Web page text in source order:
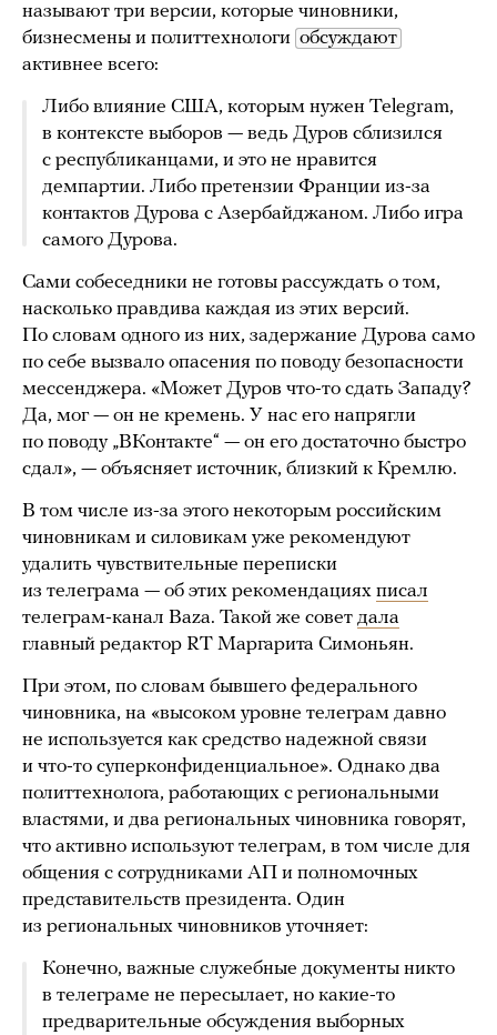
называют три версии, которые чиновники,
бизнесмены и политтехнологи обсуждают
активнее всего:
Либо влияние США, которым нужен Telegram,
в контексте выборов — ведь Дуров сблизился
с республиканцами, и это не нравится
демпартии. Либо претензии Франции из-за
контактов Дурова с Азербайджаном. Либо игра
самого Дурова.
Сами собеседники не готовы рассуждать о том,
насколько правдива каждая из этих версий.
По словам одного из них, задержание Дурова само
по себе вызвало опасения по поводу безопасности
мессенджера. «Может Дуров что-то сдать Западу?
Да, мог — он не кремень. У нас его напрягли
по поводу „ВКонтакте“ — он его достаточно быстро
сдал», — объясняет источник, близкий к Кремлю.
В том числе из-за этого некоторым российским
чиновникам и силовикам уже рекомендуют
удалить чувствительные переписки
из телеграма — об этих рекомендациях писал
телеграм-канал Baza. Такой же совет дала
главный редактор RT Маргарита Симоньян.
При этом, по словам бывшего федерального
чиновника, на «высоком уровне телеграм давно
не используется как средство надежной связи
и что-то суперконфиденциальное». Однако два
политтехнолога, работающих с региональными
властями, и два региональных чиновника говорят,
что активно используют телеграм, в том числе для
общения с сотрудниками АП и полномочных
представительств президента. Один
из региональных чиновников уточняет:
Конечно, важные служебные документы никто
в телеграме не пересылает, но какие-то
предварительные обсуждения выборных